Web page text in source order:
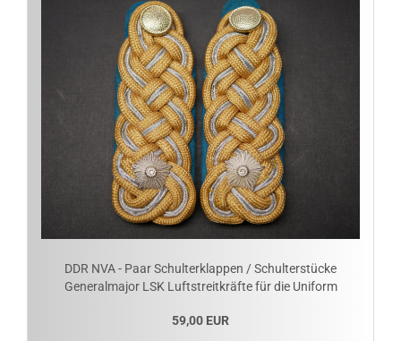
DDR NVA - Paar Schulterklappen / Schulterstücke
Generalmajor LSK Luftstreitkräfte für die Uniform
59,00 EUR